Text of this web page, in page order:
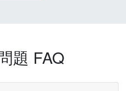
題 FAQ